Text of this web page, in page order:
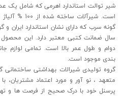
شیر توالت استاندارد اهرمی که شامل یک
است.
سال ضمانت کتبی معتبر دارد. این محصول
دوام و طول عمر بالا است. تمامی
بندی موجود است.
گروه تولیدی شیرالات بهداشتی
متعهد ، نو آور و مورد اعتماد مشتریان،
پرسنل خود با درک صحیح از فرصت ها و